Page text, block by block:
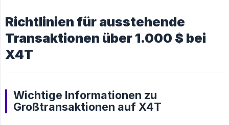
Richtlinien für ausstehende
Transaktionen über 1.000 $ bei
X4T
Wichtige Informationen zu
Großtransaktionen auf X4T